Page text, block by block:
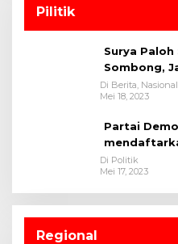
Pilitik
Surya
Sombong,
Di Berita,
Mei 18, 2023
Partai
Di Politik
Mei 17, 2023
Regional